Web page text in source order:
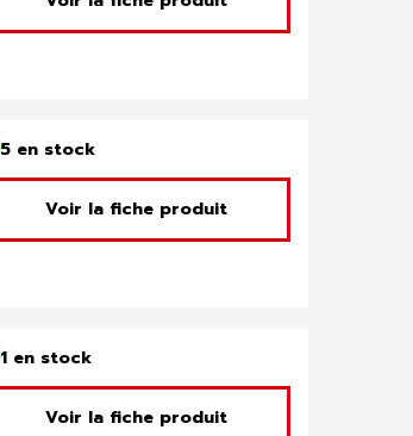
5 en stock
Voir la fiche produit
1 en stock
Voir la fiche produit